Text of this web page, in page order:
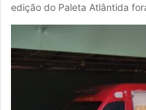
edição do Paleta Atlântida